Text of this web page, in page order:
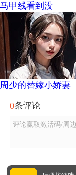
马甲线看到没
周少的替嫁小娇妻
0条评论
评论赢取激活码/周